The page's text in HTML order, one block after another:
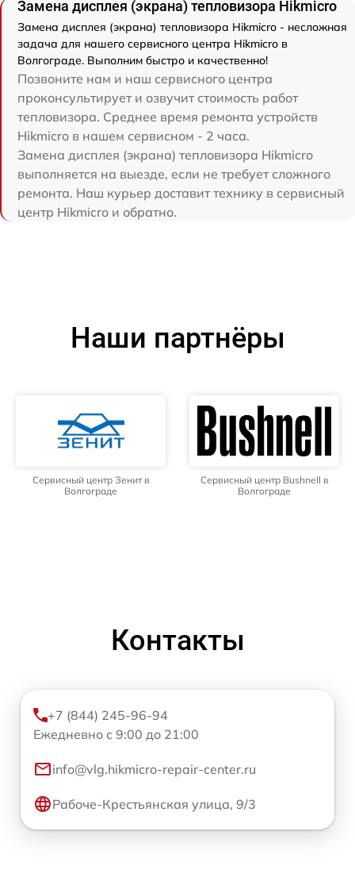
Замена дисплея (экрана) тепловизора Hikmicro
Замена дисплея (экрана) тепловизора Hikmicro - несложная
задача для нашего сервисного центра Hikmicro в
Волгограде. Выполним быстро и качественно!
Позвоните нам и наш сервисного центра
проконсультирует и озвучит стоимость работ
тепловизора. Среднее время ремонта устройств
Hikmicro в нашем сервисном - 2 часа.
Замена дисплея (экрана) тепловизора Hikmicro
выполняется на выезде, если не требует сложного
ремонта. Наш курьер доставит технику в сервисный
центр Hikmicro и обратно.
Наши партнёры
Сервисный центр Зенит в
Волгограде
Сервисный центр Bushnell в
Волгограде
Контакты
+7 (844) 245-96-94
Ежедневно с 9:00 до 21:00
info@vlg.hikmicro-repair-center.ru
Рабоче-Крестьянская улица, 9/3